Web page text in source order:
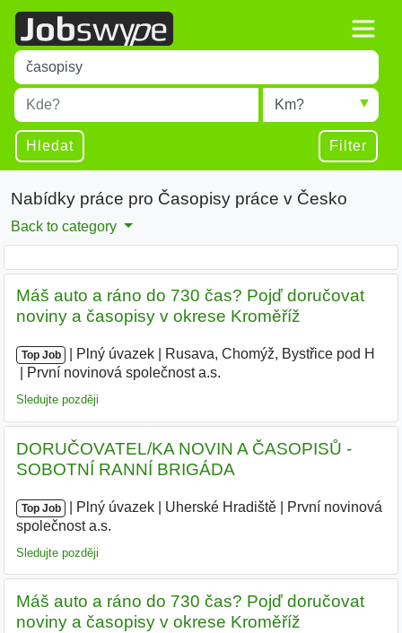
Title
Type 1 or more characters for results.
Místo
Type 1 or more characters for results.
Radius
Hledat Filter
Nabídky práce pro Časopisy práce v Česko
Back to category
Máš auto a ráno do 730 čas? Pojď doručovat
noviny a časopisy v okrese Kroměříž
Top Job Plný úvazek Rusava, Chomýž, Bystřice pod H
První novinová společnost a.s.
Sledujte později
DORUČOVATEL/KA NOVIN A ČASOPISŮ -
SOBOTNÍ RANNÍ BRIGÁDA
Top Job Plný úvazek Uherské Hradiště
První novinová
společnost a.s.
Sledujte později
Máš auto a ráno do 730 čas? Pojď doručovat
noviny a časopisy v okrese Kroměříž